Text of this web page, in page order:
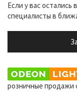
Если у вас
специалисты в
розничные продажи